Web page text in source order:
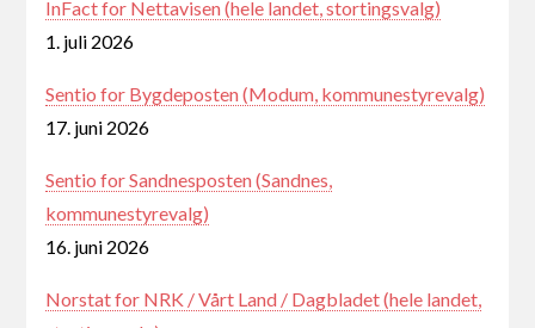
InFact for Nettavisen (hele landet, stortingsvalg)
1. juli 2026
Sentio for Bygdeposten (Modum, kommunestyrevalg)
17. juni 2026
Sentio for Sandnesposten (Sandnes,
kommunestyrevalg)
16. juni 2026
Norstat for NRK / Vårt Land / Dagbladet (hele landet,